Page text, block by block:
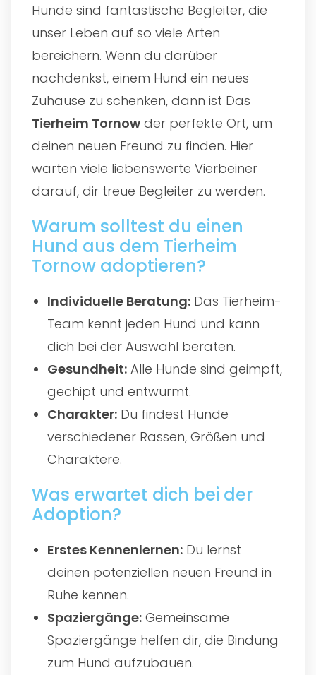
Hunde sind fantastische Begleiter, die
unser Leben auf so viele Arten
bereichern. Wenn du darüber
nachdenkst, einem Hund ein neues
Zuhause zu schenken, dann ist Das
Tierheim Tornow der perfekte Ort, um
deinen neuen Freund zu finden. Hier
warten viele liebenswerte Vierbeiner
darauf, dir treue Begleiter zu werden.
Warum solltest du einen
Hund aus dem Tierheim
Tornow adoptieren?
Individuelle Beratung: Das Tierheim-
Team kennt jeden Hund und kann
dich bei der Auswahl beraten.
Gesundheit: Alle Hunde sind geimpft,
gechipt und entwurmt.
Charakter: Du findest Hunde
verschiedener Rassen, Größen und
Charaktere.
Was erwartet dich bei der
Adoption?
Erstes Kennenlernen: Du lernst
deinen potenziellen neuen Freund in
Ruhe kennen.
Spaziergänge: Gemeinsame
Spaziergänge helfen dir, die Bindung
zum Hund aufzubauen.